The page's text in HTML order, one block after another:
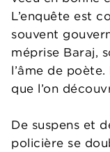
L’enquête est
souvent
méprise Baraj,
l’âme de
que l’on
De suspens et
policière se